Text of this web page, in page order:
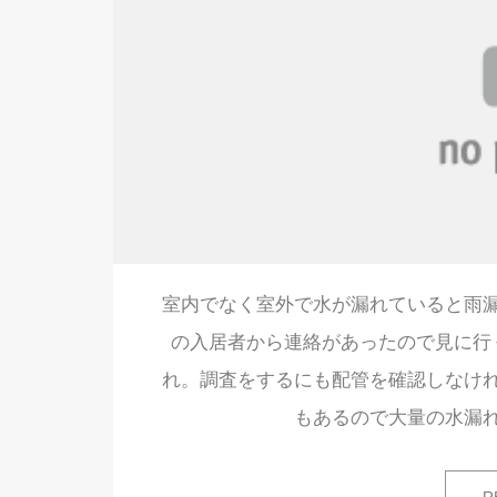
室内でなく室外で水が漏れていると雨
の入居者から連絡があったので見に
れ。調査をするにも配管を確認しなけ
もあるので大量の水漏